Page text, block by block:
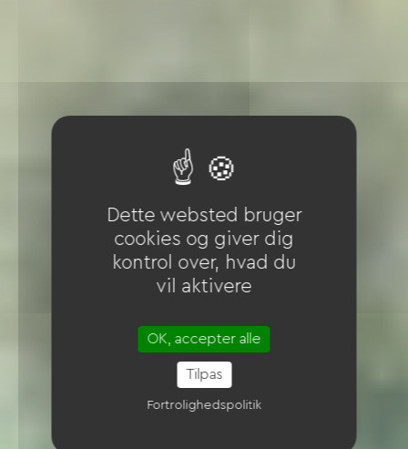
Dette websted bruger
cookies og giver dig
kontrol over, hvad du
vil aktivere
OK, accepter alle
Tilpas
Fortrolighedspolitik